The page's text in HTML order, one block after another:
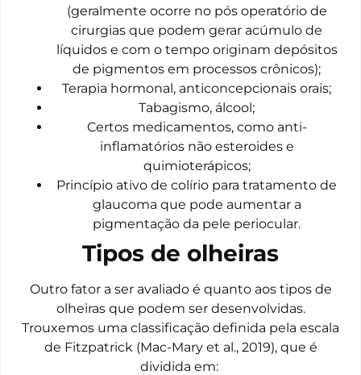
(geralmente ocorre no pós operatório de
cirurgias que podem gerar acúmulo de
líquidos e com o tempo originam depósitos
de pigmentos em processos crônicos);
Terapia hormonal, anticoncepcionais orais;
Tabagismo, álcool;
Certos medicamentos, como anti-
inflamatórios não esteroides e
quimioterápicos;
Princípio ativo de colírio para tratamento de
glaucoma que pode aumentar a
pigmentação da pele periocular.
Tipos de olheiras
Outro fator a ser avaliado é quanto aos tipos de
olheiras que podem ser desenvolvidas.
Trouxemos uma classificação definida pela escala
de Fitzpatrick (Mac-Mary et al., 2019), que é
dividida em: